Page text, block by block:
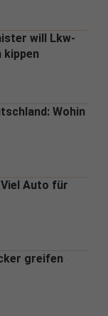
will Lkw-
kippen
Wohin
Viel Auto für
greifen